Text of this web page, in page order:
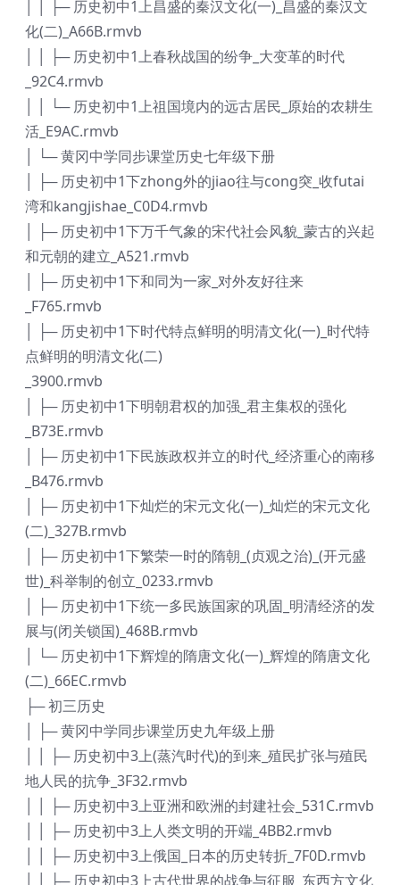
│ │ ├─ 历史初中1上昌盛的秦汉文化(一)_昌盛的秦汉文
化(二)_A66B.rmvb
│ │ ├─ 历史初中1上春秋战国的纷争_大变革的时代
_92C4.rmvb
│ │ └─ 历史初中1上祖国境内的远古居民_原始的农耕生
活_E9AC.rmvb
│ └─ 黄冈中学同步课堂历史七年级下册
│ ├─ 历史初中1下zhong外的jiao往与cong突_收futai
湾和kangjishae_C0D4.rmvb
│ ├─ 历史初中1下万千气象的宋代社会风貌_蒙古的兴起
和元朝的建立_A521.rmvb
│ ├─ 历史初中1下和同为一家_对外友好往来
_F765.rmvb
│ ├─ 历史初中1下时代特点鲜明的明清文化(一)_时代特
点鲜明的明清文化(二)
_3900.rmvb
│ ├─ 历史初中1下明朝君权的加强_君主集权的强化
_B73E.rmvb
│ ├─ 历史初中1下民族政权并立的时代_经济重心的南移
_B476.rmvb
│ ├─ 历史初中1下灿烂的宋元文化(一)_灿烂的宋元文化
(二)_327B.rmvb
│ ├─ 历史初中1下繁荣一时的隋朝_(贞观之治)_(开元盛
世)_科举制的创立_0233.rmvb
│ ├─ 历史初中1下统一多民族国家的巩固_明清经济的发
展与(闭关锁国)_468B.rmvb
│ └─ 历史初中1下辉煌的隋唐文化(一)_辉煌的隋唐文化
(二)_66EC.rmvb
├─ 初三历史
│ ├─ 黄冈中学同步课堂历史九年级上册
│ │ ├─ 历史初中3上(蒸汽时代)的到来_殖民扩张与殖民
地人民的抗争_3F32.rmvb
│ │ ├─ 历史初中3上亚洲和欧洲的封建社会_531C.rmvb
│ │ ├─ 历史初中3上人类文明的开端_4BB2.rmvb
│ │ ├─ 历史初中3上俄国_日本的历史转折_7F0D.rmvb
│ │ ├─ 历史初中3上古代世界的战争与征服_东西方文化